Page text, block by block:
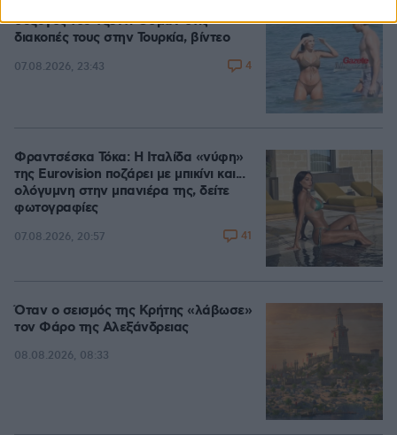
σύζυγος του Τζέντι Όσμαν στις
διακοπές τους στην Τουρκία, βίντεο
07.08.2026, 23:43 4
Φραντσέσκα Τόκα: Η Ιταλίδα «νύφη»
της Eurovision ποζάρει με μπικίνι και...
ολόγυμνη στην μπανιέρα της, δείτε
φωτογραφίες
07.08.2026, 20:57 41
Όταν ο σεισμός της Κρήτης «λάβωσε»
τον Φάρο της Αλεξάνδρειας
08.08.2026, 08:33